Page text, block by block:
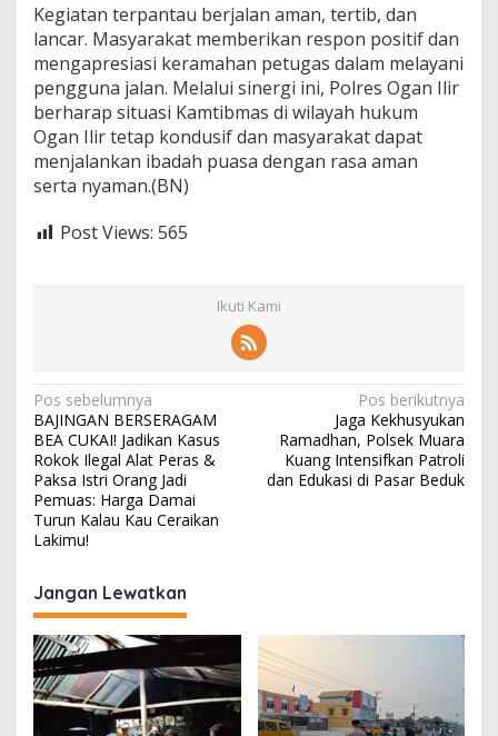
r
t
i
b
a
l
u
L
i
t
Kegiatan terpantau berjalan aman, tertib, dan
lancar. Masyarakat memberikan respon positif dan
mengapresiasi keramahan petugas dalam melayani
pengguna jalan. Melalui sinergi ini, Polres Ogan Ilir
berharap situasi Kamtibmas di wilayah hukum
Ogan Ilir tetap kondusif dan masyarakat dapat
menjalankan ibadah puasa dengan rasa aman
serta nyaman.(BN)
Post Views: 565
Ikuti Kami
N
a
v
i
g
s
i
p
o
s
Pos sebelumnya
BAJINGAN BERSERAGAM
BEA CUKAI! Jadikan Kasus
Rokok Ilegal Alat Peras &
Paksa Istri Orang Jadi
Pemuas: Harga Damai
Turun Kalau Kau Ceraikan
Lakimu!
Pos berikutnya
Jaga Kekhusyukan
Ramadhan, Polsek Muara
Kuang Intensifkan Patroli
dan Edukasi di Pasar Beduk
Jangan Lewatkan